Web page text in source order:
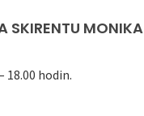
SKIRENTU MONIKA
18.00 hodin.